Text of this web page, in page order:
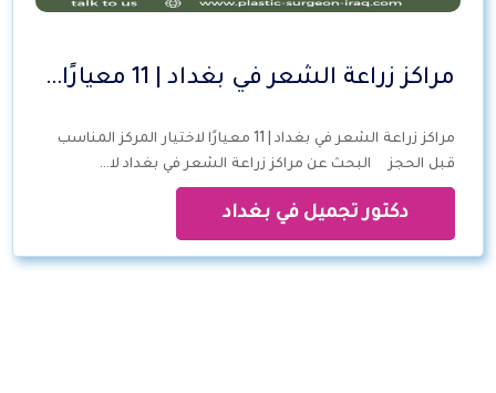
مراكز زراعة الشعر في بغداد | 11 معيارًا…
مراكز زراعة الشعر في بغداد | 11 معيارًا لاختيار المركز المناسب
قبل الحجز البحث عن مراكز زراعة الشعر في بغداد لا…
دكتور تجميل في بغداد